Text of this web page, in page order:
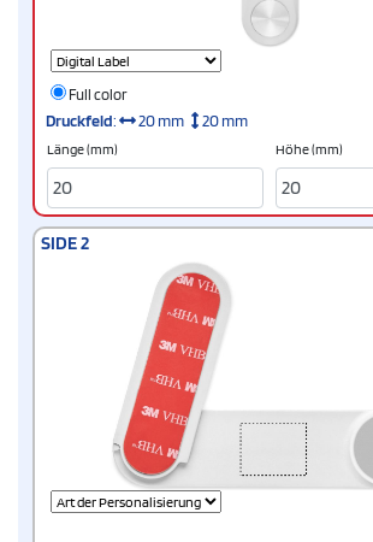
Full color
Druckfeld: 20 mm 20 mm
Länge (mm) Höhe (mm)
SIDE 2